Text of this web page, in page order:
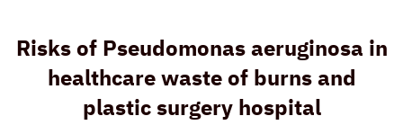
Risks of Pseudomonas aeruginosa in
healthcare waste of burns and
plastic surgery hospital